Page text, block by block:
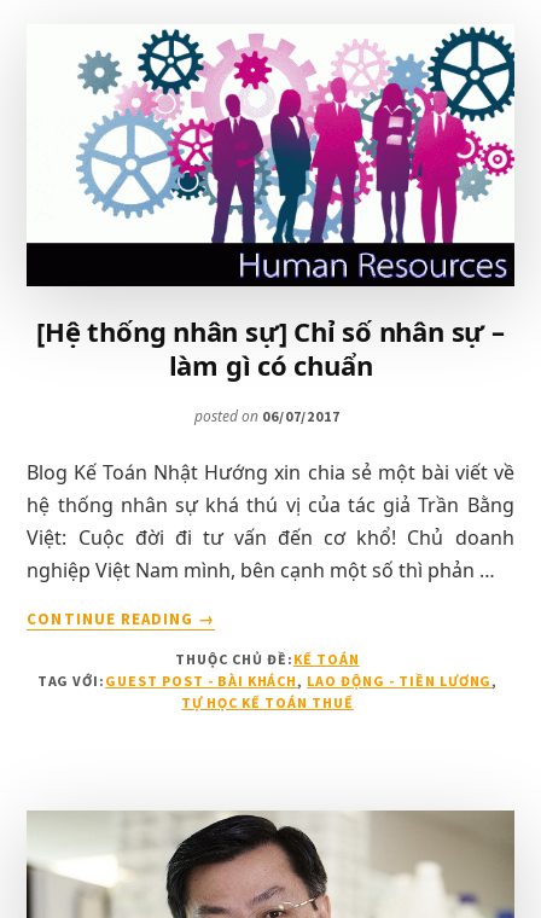
CHI
PHÍ
LƯƠNG
VỀ
ĐÂU?
[Hệ thống nhân sự] Chỉ số nhân sự –
làm gì có chuẩn
posted on 06/07/2017
Blog Kế Toán Nhật Hướng xin chia sẻ một bài viết về
hệ thống nhân sự khá thú vị của tác giả Trần Bằng
Việt: Cuộc đời đi tư vấn đến cơ khổ! Chủ doanh
nghiệp Việt Nam mình, bên cạnh một số thì phản …
CONTINUE READING
VỀ[HỆ
NHÂN
SỰ]
–
LÀM
GÌ
CÓ
→
THUỘC CHỦ ĐỀ: KẾ TOÁN
TAG VỚI: GUEST POST - BÀI KHÁCH, LAO ĐỘNG - TIỀN LƯƠNG,
TỰ HỌC KẾ TOÁN THUẾ